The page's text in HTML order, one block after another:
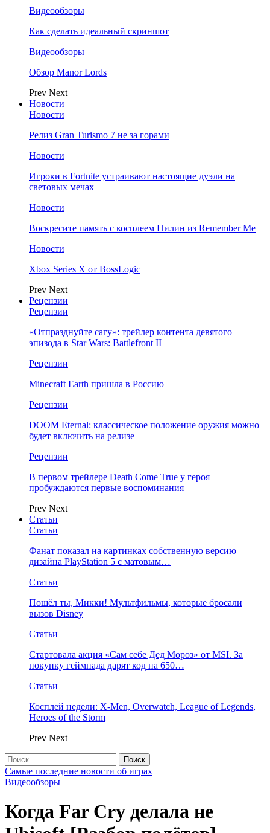
Видеообзоры
Как сделать идеальный скриншот
Видеообзоры
Обзор Manor Lords
Prev Next
Новости
Новости
Релиз Gran Turismo 7 не за горами
Новости
Игроки в Fortnite устраивают настоящие дуэли на
световых мечах
Новости
Воскресите память с косплеем Нилин из Remember Me
Новости
Xbox Series X от BossLogic
Prev Next
Рецензии
Рецензии
«Отпразднуйте сагу»: трейлер контента девятого
эпизода в Star Wars: Battlefront II
Рецензии
Minecraft Earth пришла в Россию
Рецензии
DOOM Eternal: классическое положение оружия можно
будет включить на релизе
Рецензии
В первом трейлере Death Come True у героя
пробуждаются первые воспоминания
Prev Next
Статьи
Статьи
Фанат показал на картинках собственную версию
дизайна PlayStation 5 с матовым…
Статьи
Пошёл ты, Микки! Мультфильмы, которые бросали
вызов Disney
Статьи
Стартовала акция «Сам себе Дед Мороз» от MSI. За
покупку геймпада дарят код на 650…
Статьи
Косплей недели: X-Men, Overwatch, League of Legends,
Heroes of the Storm
Prev Next
Самые последние новости об играх
Видеообзоры
Когда Far Cry делала не